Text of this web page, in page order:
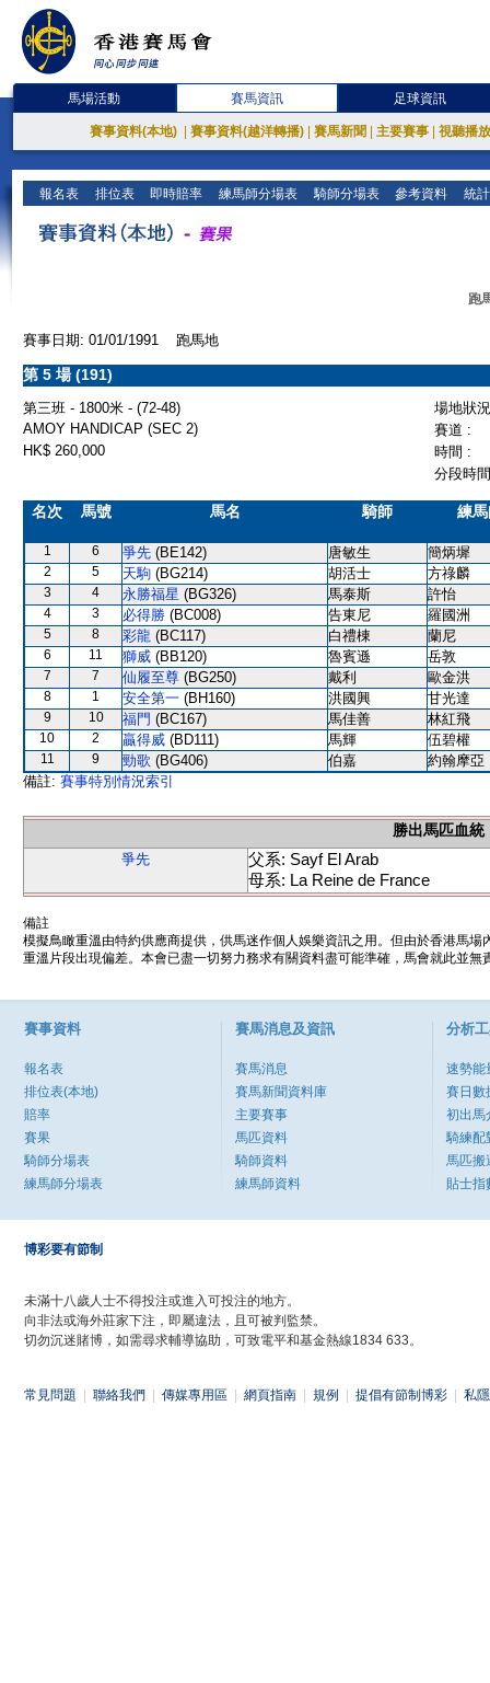
馬場活動 賽馬資訊 足球資訊
賽事資料(本地) 賽事資料(越洋轉播) 賽馬新聞 主要賽事 視聽播
報名表 排位表 即時賠率 練馬師分場表 騎師分場表 參考資料 統
跑
賽事日期: 01/01/1991 跑馬地
第 5 場 (191)
第三班 - 1800米 - (72-48)
場地狀
AMOY HANDICAP (SEC 2)
賽道 :
HK$ 260,000
時間 :
分段時
名次 馬號 馬名 騎師 練
1 6 爭先 (BE142) 唐敏生 簡炳墀
2 5 天駒 (BG214) 胡活士 方祿麟
3 4 永勝福星 (BG326) 馬泰斯 許怡
4 3 必得勝 (BC008) 告東尼 羅國洲
5 8 彩龍 (BC117) 白禮棟 蘭尼
6 11 獅威 (BB120) 魯賓遜 岳敦
7 7 仙履至尊 (BG250) 戴利 歐金洪
8 1 安全第一 (BH160) 洪國興 甘光達
9 10 福門 (BC167) 馬佳善 林紅飛
10 2 贏得威 (BD111) 馬輝 伍碧權
11 9 勁歌 (BG406) 伯嘉
約翰摩亞
備註: 賽事特別情況索引
勝出馬匹血統
爭先
父系: Sayf El Arab
母系: La Reine de France
備註
模擬鳥瞰重溫由特約供應商提供，供馬迷作個人娛樂資訊之用。但由於香港馬
重溫片段出現偏差。本會已盡一切努力務求有關資料盡可能準確，馬會就此並
賽事資料
報名表
排位表(本地)
賠率
賽果
騎師分場表
練馬師分場表
賽馬消息及資訊
賽馬消息
賽馬新聞資料庫
主要賽事
馬匹資料
騎師資料
練馬師資料
分析
速勢能
賽日數
初出馬
騎練配
馬匹搬
貼士指
博彩要有節制
未滿十八歲人士不得投注或進入可投注的地方。
向非法或海外莊家下注，即屬違法，且可被判監禁。
切勿沉迷賭博，如需尋求輔導協助，可致電平和基金熱線1834 633。
常見問題 聯絡我們 傳媒專用區 網頁指南 規例 提倡有節制博彩 私